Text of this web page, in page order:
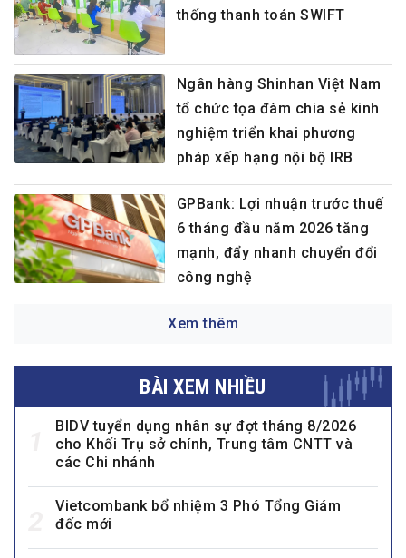
thống thanh toán SWIFT
Ngân hàng Shinhan Việt Nam
tổ chức tọa đàm chia sẻ kinh
nghiệm triển khai phương
pháp xếp hạng nội bộ IRB
GPBank: Lợi nhuận trước thuế
6 tháng đầu năm 2026 tăng
mạnh, đẩy nhanh chuyển đổi
công nghệ
Xem thêm
BÀI XEM NHIỀU
BIDV tuyển dụng nhân sự đợt tháng 8/2026
cho Khối Trụ sở chính, Trung tâm CNTT và
các Chi nhánh
Vietcombank bổ nhiệm 3 Phó Tổng Giám
đốc mới